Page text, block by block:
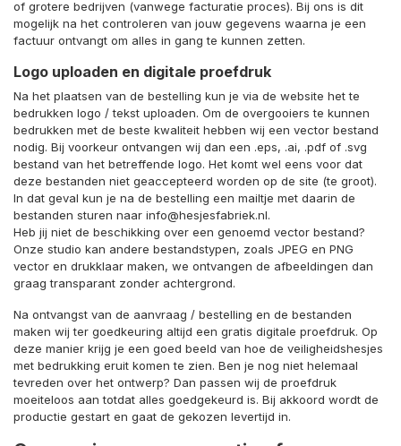
of grotere bedrijven (vanwege facturatie proces). Bij ons is dit
mogelijk na het controleren van jouw gegevens waarna je een
factuur ontvangt om alles in gang te kunnen zetten.
Logo uploaden en digitale proefdruk
Na het plaatsen van de bestelling kun je via de website het te
bedrukken logo / tekst uploaden. Om de overgooiers te kunnen
bedrukken met de beste kwaliteit hebben wij een vector bestand
nodig. Bij voorkeur ontvangen wij dan een .eps, .ai, .pdf of .svg
bestand van het betreffende logo. Het komt wel eens voor dat
deze bestanden niet geaccepteerd worden op de site (te groot).
In dat geval kun je na de bestelling een mailtje met daarin de
bestanden sturen naar info@hesjesfabriek.nl.
Heb jij niet de beschikking over een genoemd vector bestand?
Onze studio kan andere bestandstypen, zoals JPEG en PNG
vector en drukklaar maken, we ontvangen de afbeeldingen dan
graag transparant zonder achtergrond.
Na ontvangst van de aanvraag / bestelling en de bestanden
maken wij ter goedkeuring altijd een gratis digitale proefdruk. Op
deze manier krijg je een goed beeld van hoe de veiligheidshesjes
met bedrukking eruit komen te zien. Ben je nog niet helemaal
tevreden over het ontwerp? Dan passen wij de proefdruk
moeiteloos aan totdat alles goedgekeurd is. Bij akkoord wordt de
productie gestart en gaat de gekozen levertijd in.